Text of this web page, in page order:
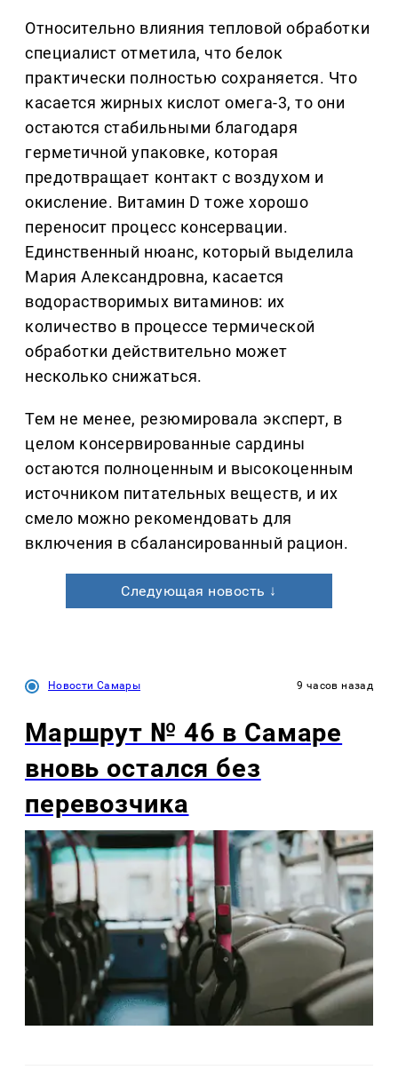
Относительно влияния тепловой обработки
специалист отметила, что белок
практически полностью сохраняется. Что
касается жирных кислот омега-3, то они
остаются стабильными благодаря
герметичной упаковке, которая
предотвращает контакт с воздухом и
окисление. Витамин D тоже хорошо
переносит процесс консервации.
Единственный нюанс, который выделила
Мария Александровна, касается
водорастворимых витаминов: их
количество в процессе термической
обработки действительно может
несколько снижаться.
Тем не менее, резюмировала эксперт, в
целом консервированные сардины
остаются полноценным и высокоценным
источником питательных веществ, и их
смело можно рекомендовать для
включения в сбалансированный рацион.
Следующая новость ↓
Новости Самары 9 часов назад
Маршрут № 46 в Самаре
вновь остался без
перевозчика